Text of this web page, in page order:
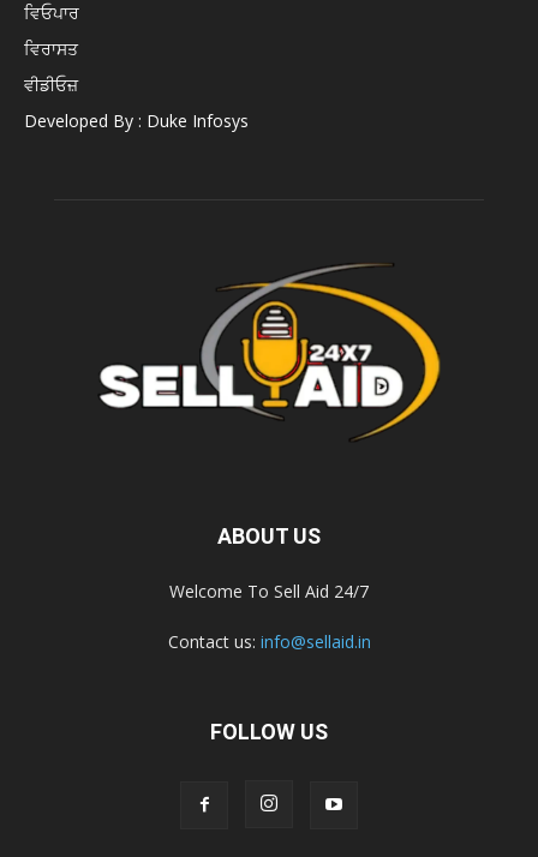
ਵਿਓਪਾਰ
ਵਿਰਾਸਤ
ਵੀਡੀਓਜ਼
Developed By : Duke Infosys
ABOUT US
Welcome To Sell Aid 24/7
Contact us: info@sellaid.in
FOLLOW US